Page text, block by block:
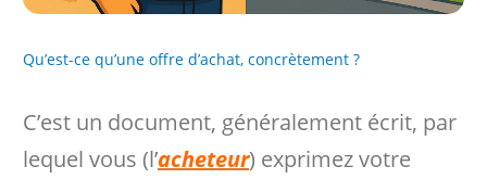
Qu’est-ce qu’une offre d’achat, concrètement ?
C’est un document, généralement écrit, par
lequel vous (l’acheteur) exprimez votre